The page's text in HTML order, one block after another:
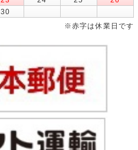
30
※赤字は休業日です